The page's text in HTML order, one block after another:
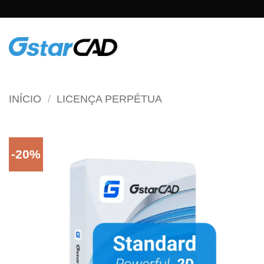
content
INÍCIO / LICENÇA PERPÉTUA
-20%